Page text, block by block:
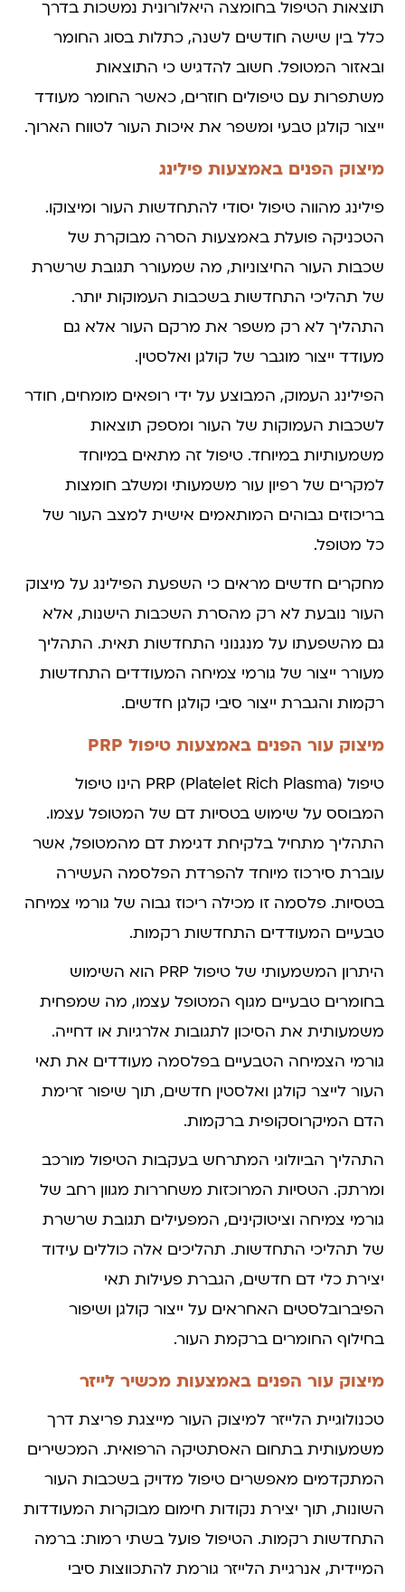
תוצאות הטיפול בחומצה היאלורונית נמשכות בדרך
כלל בין שישה חודשים לשנה, כתלות בסוג החומר
ובאזור המטופל. חשוב להדגיש כי התוצאות
משתפרות עם טיפולים חוזרים, כאשר החומר מעודד
ייצור קולגן טבעי ומשפר את איכות העור לטווח הארוך.
מיצוק הפנים באמצעות פילינג
פילינג מהווה טיפול יסודי להתחדשות העור ומיצוקו.
הטכניקה פועלת באמצעות הסרה מבוקרת של
שכבות העור החיצוניות, מה שמעורר תגובת שרשרת
של תהליכי התחדשות בשכבות העמוקות יותר.
התהליך לא רק משפר את מרקם העור אלא גם
מעודד ייצור מוגבר של קולגן ואלסטין.
הפילינג העמוק, המבוצע על ידי רופאים מומחים, חודר
לשכבות העמוקות של העור ומספק תוצאות
משמעותיות במיוחד. טיפול זה מתאים במיוחד
למקרים של רפיון עור משמעותי ומשלב חומצות
בריכוזים גבוהים המותאמים אישית למצב העור של
כל מטופל.
מחקרים חדשים מראים כי השפעת הפילינג על מיצוק
העור נובעת לא רק מהסרת השכבות הישנות, אלא
גם מהשפעתו על מנגנוני התחדשות תאית. התהליך
מעורר ייצור של גורמי צמיחה המעודדים התחדשות
רקמות והגברת ייצור סיבי קולגן חדשים.
מיצוק עור הפנים באמצעות טיפול PRP
טיפול PRP (Platelet Rich Plasma) הינו טיפול
המבוסס על שימוש בטסיות דם של המטופל עצמו.
התהליך מתחיל בלקיחת דגימת דם מהמטופל, אשר
עוברת סירכוז מיוחד להפרדת הפלסמה העשירה
בטסיות. פלסמה זו מכילה ריכוז גבוה של גורמי צמיחה
טבעיים המעודדים התחדשות רקמות.
היתרון המשמעותי של טיפול PRP הוא השימוש
בחומרים טבעיים מגוף המטופל עצמו, מה שמפחית
משמעותית את הסיכון לתגובות אלרגיות או דחייה.
גורמי הצמיחה הטבעיים בפלסמה מעודדים את תאי
העור לייצר קולגן ואלסטין חדשים, תוך שיפור זרימת
הדם המיקרוסקופית ברקמות.
התהליך הביולוגי המתרחש בעקבות הטיפול מורכב
ומרתק. הטסיות המרוכזות משחררות מגוון רחב של
גורמי צמיחה וציטוקינים, המפעילים תגובת שרשרת
של תהליכי התחדשות. תהליכים אלה כוללים עידוד
יצירת כלי דם חדשים, הגברת פעילות תאי
הפיברובלסטים האחראים על ייצור קולגן ושיפור
בחילוף החומרים ברקמת העור.
מיצוק עור הפנים באמצעות מכשיר לייזר
טכנולוגיית הלייזר למיצוק העור מייצגת פריצת דרך
משמעותית בתחום האסתטיקה הרפואית. המכשירים
המתקדמים מאפשרים טיפול מדויק בשכבות העור
השונות, תוך יצירת נקודות חימום מבוקרות המעודדות
התחדשות רקמות. הטיפול פועל בשתי רמות: ברמה
המיידית, אנרגיית הלייזר גורמת להתכווצות סיבי